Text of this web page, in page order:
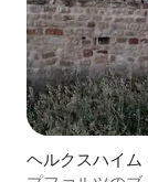
ヘルクスハイ